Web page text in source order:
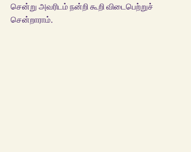
சென்று அவரிடம் நன்றி கூறி விடைபெற்றுச்
சென்றாராம்.